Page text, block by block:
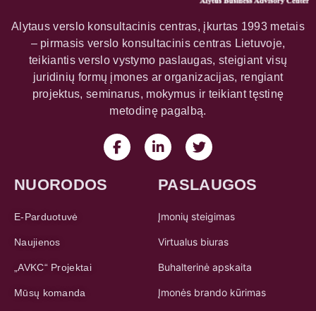
Alytaus verslo konsultacinis centras, įkurtas 1993 metais
– pirmasis verslo konsultacinis centras Lietuvoje,
teikiantis verslo vystymo paslaugas, steigiant visų
juridinių formų įmones ar organizacijas, rengiant
projektus, seminarus, mokymus ir teikiant tęstinę
metodinę pagalbą.
NUORODOS
E-Parduotuvė
Naujienos
„AVKC“ Projektai
Mūsų komanda
PASLAUGOS
Įmonių steigimas
Virtualus biuras
Buhalterinė apskaita
Įmonės brando kūrimas